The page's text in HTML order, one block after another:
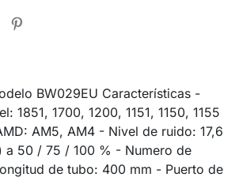
BW029EU Características -
1851, 1700, 1200, 1151, 1150, 1155
AM5, AM4 - Nivel de ruido: 17,6
a 50 / 75 / 100 % - Numero de
de tubo: 400 mm - Puerto de